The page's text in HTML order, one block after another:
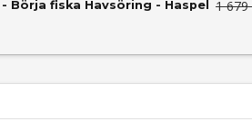
Börja fiska Havsöring - Haspel 1 679